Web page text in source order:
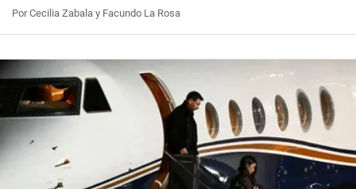
Por Cecilia Zabala y Facundo La Rosa